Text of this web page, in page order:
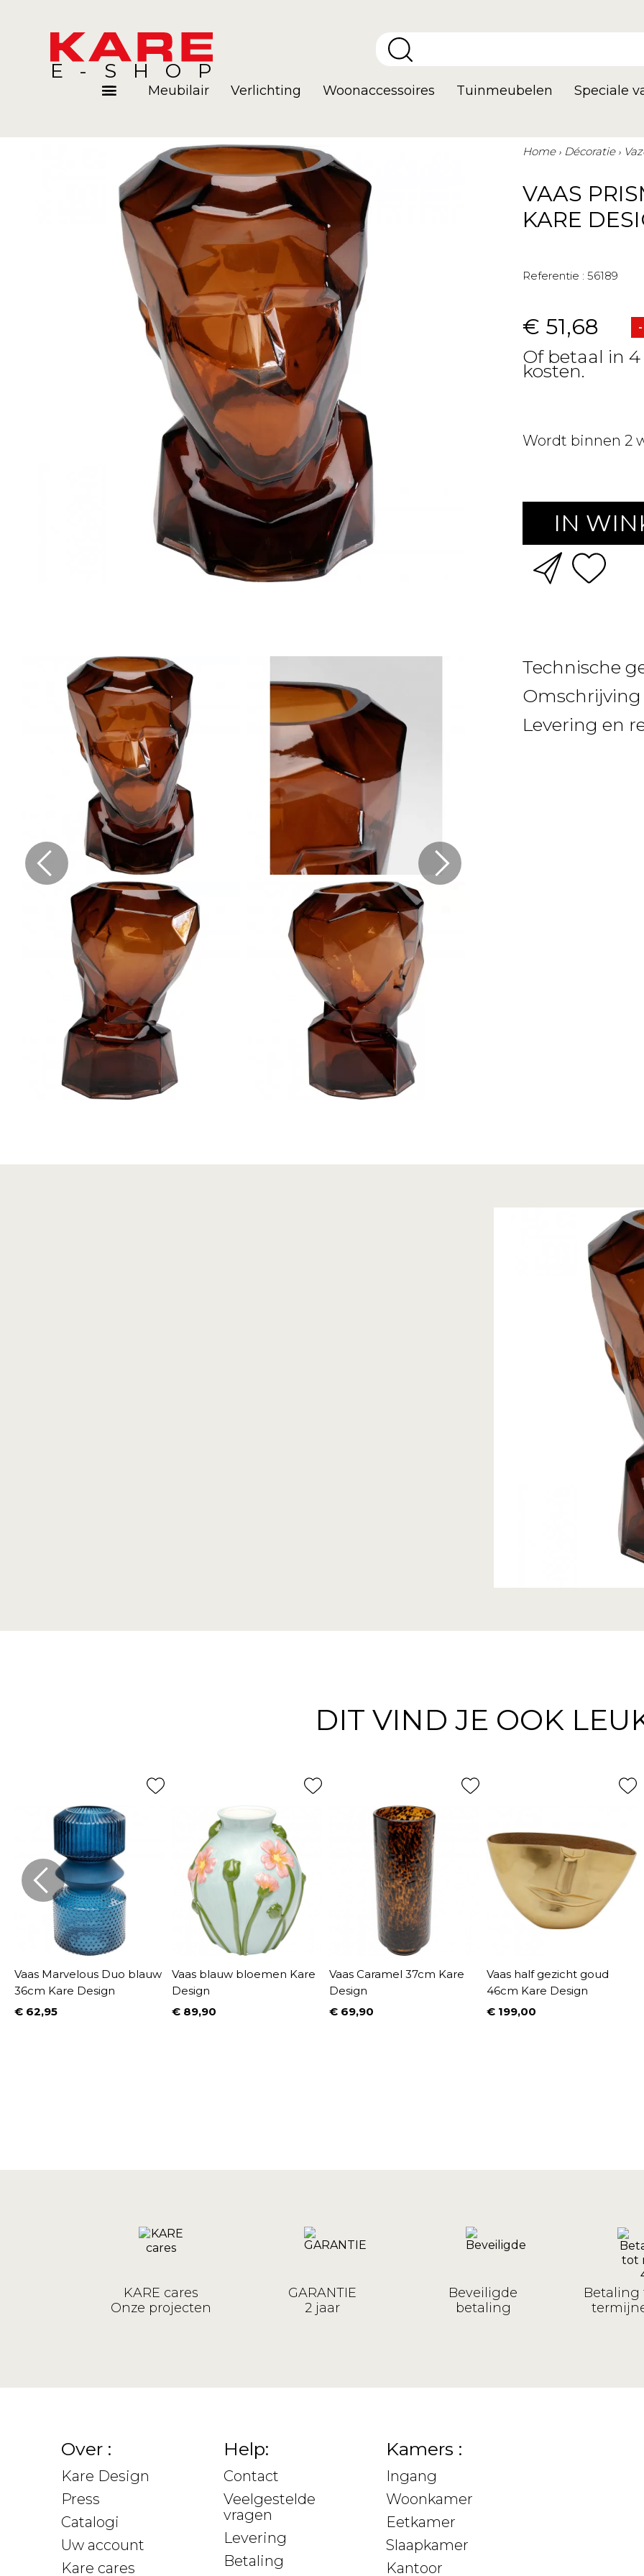
E-SHOP
Meubilair Verlichting Woonaccessoires Tuinmeubelen Speciale
Home Décoratie
VAAS
KARE
Referentie : 56189
€ 51,68
Of betaal in
kosten.
Wordt binnen 2
IN
Technische
Omschrijving
Levering en
DIT VIND JE OOK
Vaas Marvelous Duo blauw
36cm Kare Design
Prijs
€ 62,95
Vaas blauw bloemen Kare
Design
Prijs
€ 89,90
Vaas Caramel 37cm Kare
Design
Prijs
€ 69,90
Vaas half gezicht goud
46cm Kare Design
Prijs
€ 199,00
KARE cares
Onze projecten
GARANTIE
2 jaar
Beveiligde
betaling
Betaling
Over :
Kare Design
Press
Catalogi
Uw account
Kare cares
Help:
Contact
Veelgestelde
vragen
Levering
Betaling
Kamers :
Ingang
Woonkamer
Eetkamer
Slaapkamer
Kantoor